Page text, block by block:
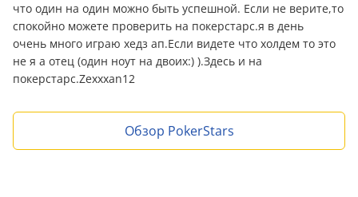
что один на один можно быть успешной. Если не верите,то
спокойно можете проверить на покерстарс.я в день
очень много играю хедз ап.Если видете что холдем то это
не я а отец (один ноут на двоих:) ).Здесь и на
покерстарс.Zexxxan12
Обзор PokerStars